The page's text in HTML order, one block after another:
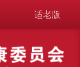
适老版